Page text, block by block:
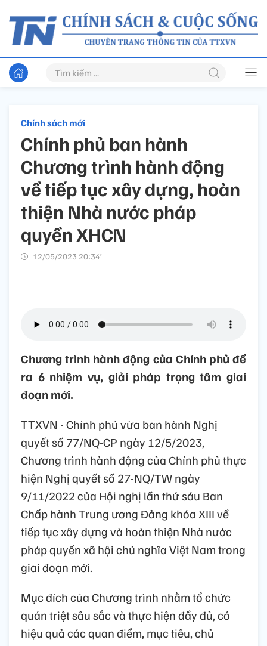
Chính sách mới
Chính phủ ban hành
Chương trình hành động
về tiếp tục xây dựng, hoàn
thiện Nhà nước pháp
quyền XHCN
12/05/2023 20:34’
Chương trình hành động của Chính phủ đề
ra 6 nhiệm vụ, giải pháp trọng tâm giai
đoạn mới.
TTXVN - Chính phủ vừa ban hành Nghị
quyết số 77/NQ-CP ngày 12/5/2023,
Chương trình hành động của Chính phủ thực
hiện Nghị quyết số 27-NQ/TW ngày
9/11/2022 của Hội nghị lần thứ sáu Ban
Chấp hành Trung ương Đảng khóa XIII về
tiếp tục xây dựng và hoàn thiện Nhà nước
pháp quyền xã hội chủ nghĩa Việt Nam trong
giai đoạn mới.
Mục đích của Chương trình nhằm tổ chức
quán triệt sâu sắc và thực hiện đầy đủ, có
hiệu quả các quan điểm, mục tiêu, chủ